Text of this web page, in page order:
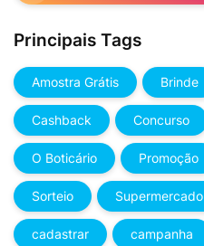
Principais Tags
Amostra Grátis Brinde
Cashback Concurso
O Boticário Promoção
Sorteio Supermercado
cadastrar campanha